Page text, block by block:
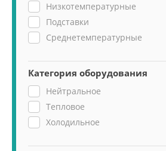
Низкотемпературные
Подставки
Среднетемпературные
Категория оборудования
Нейтральное
Тепловое
Холодильное